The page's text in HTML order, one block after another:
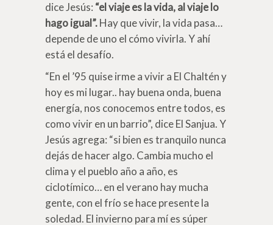
dice Jesús: “el viaje es la vida, al viaje lo
hago igual”.Hay que vivir, la vida pasa…
depende de uno el cómo vivirla. Y ahí
está el desafío.
“En el ’95 quise irme a vivir a El Chaltén y
hoy es mi lugar.. hay buena onda, buena
energía, nos conocemos entre todos, es
como vivir en un barrio”, dice El Sanjua. Y
Jesús agrega: “si bien es tranquilo nunca
dejás de hacer algo. Cambia mucho el
clima y el pueblo año a año, es
ciclotímico… en el verano hay mucha
gente, con el frío se hace presente la
soledad. El invierno para mí es súper